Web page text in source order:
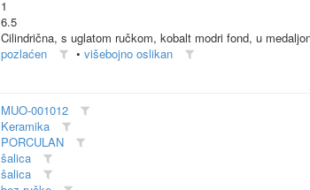
1
6.5
Cilindrična, s uglatom ručkom, kobalt modri fond, u
pozlaćen • višebojno oslikan
MUO-001012
Keramika
PORCULAN
šalica
šalica